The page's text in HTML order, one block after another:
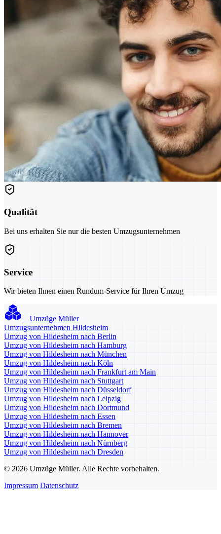
Qualität
Bei uns erhalten Sie nur die besten Umzugsunternehmen
Service
Wir bieten Ihnen einen Rundum-Service für Ihren Umzug
Umzüge Müller
Umzugsunternehmen Hildesheim
Umzug von Hildesheim nach Berlin
Umzug von Hildesheim nach Hamburg
Umzug von Hildesheim nach München
Umzug von Hildesheim nach Köln
Umzug von Hildesheim nach Frankfurt am Main
Umzug von Hildesheim nach Stuttgart
Umzug von Hildesheim nach Düsseldorf
Umzug von Hildesheim nach Leipzig
Umzug von Hildesheim nach Dortmund
Umzug von Hildesheim nach Essen
Umzug von Hildesheim nach Bremen
Umzug von Hildesheim nach Hannover
Umzug von Hildesheim nach Nürnberg
Umzug von Hildesheim nach Dresden
© 2026 Umzüge Müller. Alle Rechte vorbehalten.
Impressum Datenschutz